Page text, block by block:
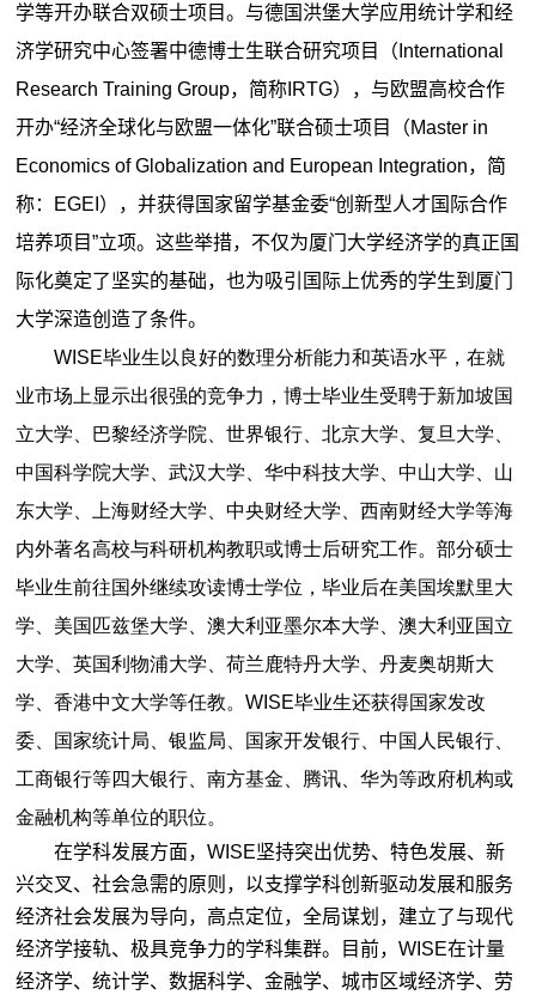
学等开办联合双硕士项目。与德国洪堡大学应用统计学和经
济学研究中心签署中德博士生联合研究项目（International
Research Training Group，简称IRTG），与欧盟高校合作
开办“经济全球化与欧盟一体化”联合硕士项目（Master in
Economics of Globalization and European Integration，简
称：EGEI），并获得国家留学基金委“创新型人才国际合作
培养项目”立项。这些举措，不仅为厦门大学经济学的真正国
际化奠定了坚实的基础，也为吸引国际上优秀的学生到厦门
大学深造创造了条件。
WISE毕业生以良好的数理分析能力和英语水平，在就
业市场上显示出很强的竞争力，博士毕业生受聘于新加坡国
立大学、巴黎经济学院、世界银行、北京大学、复旦大学、
中国科学院大学、武汉大学、华中科技大学、中山大学、山
东大学、上海财经大学、中央财经大学、西南财经大学等海
内外著名高校与科研机构教职或博士后研究工作。部分硕士
毕业生前往国外继续攻读博士学位，毕业后在美国埃默里大
学、美国匹兹堡大学、澳大利亚墨尔本大学、澳大利亚国立
大学、英国利物浦大学、荷兰鹿特丹大学、丹麦奥胡斯大
学、香港中文大学等任教。 WISE毕业生还获得国家发改
委、国家统计局、银监局、国家开发银行、中国人民银行、
工商银行等四大银行、南方基金、腾讯、华为等政府机构或
金融机构等单位的职位。
在学科发展方面，WISE坚持突出优势、特色发展、新
兴交叉、社会急需的原则，以支撑学科创新驱动发展和服务
经济社会发展为导向，高点定位，全局谋划，建立了与现代
经济学接轨、极具竞争力的学科集群。目前，WISE在计量
经济学、统计学、数据科学、金融学、城市区域经济学、劳